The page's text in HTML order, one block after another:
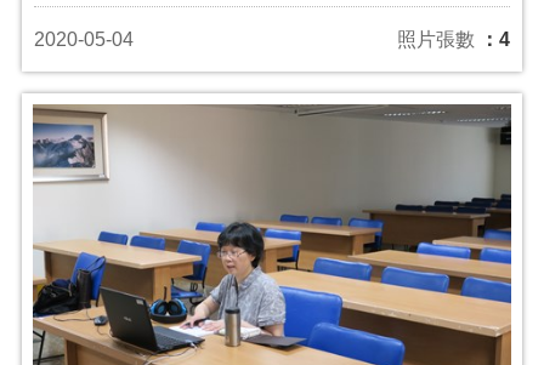
2020-05-04 照片張數 ：4